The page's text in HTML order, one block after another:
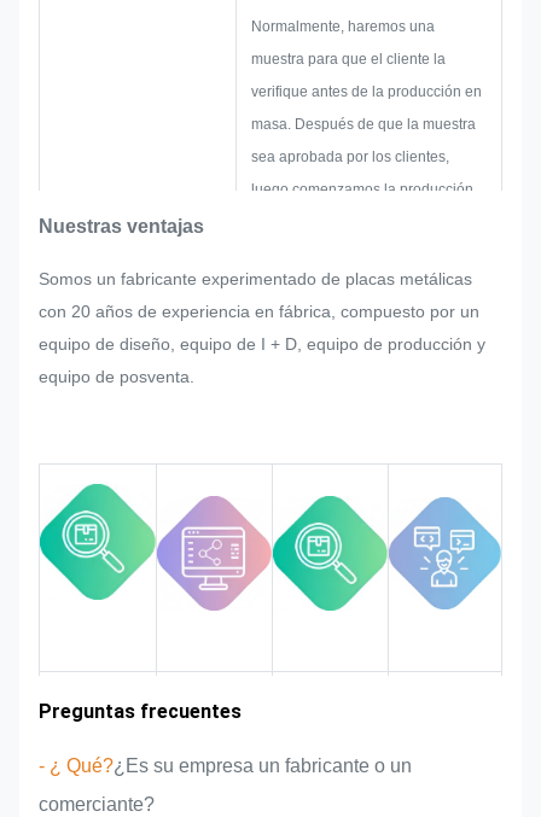
Normalmente, haremos una
muestra para que el cliente la
verifique antes de la producción en
masa. Después de que la muestra
sea aprobada por los clientes,
luego comenzamos la producción
Si hay algún reajuste solicitado por
el cliente repentinamente en la
producción en masa de la placa de
Vigilaremos y controlaremos la
calidad en todo el proceso
asegurándonos de que cumpla con
los rigurosos requisitos de calidad.
Nuestras ventajas
Somos un fabricante experimentado de placas metálicas
con 20 años de experiencia en fábrica, compuesto por un
equipo de diseño, equipo de I + D, equipo de producción y
equipo de posventa.
Experiencia en
Área de
Preguntas frecuentes
- ¿ Qué?¿Es su empresa un fabricante o un
comerciante?